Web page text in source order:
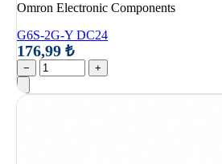
Omron Electronic Components
G6S-2G-Y DC24
176,99 ₺
− +